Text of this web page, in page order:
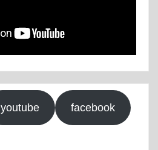
youtube facebook